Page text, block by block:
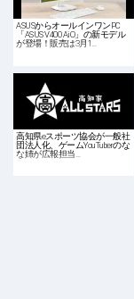
ASUSからオールインワンPC
「ASUS V400 AiO」の新モデル
が登場！販売は3月1…
高知県eスポーツ協会が一般社
団法人化、ゲームYouTuberのな
な姉が広報担当…